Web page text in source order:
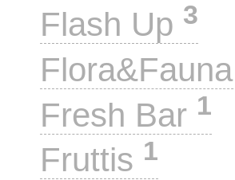
Flash Up 3
Flora&Fauna
Fresh Bar 1
Fruttis 1